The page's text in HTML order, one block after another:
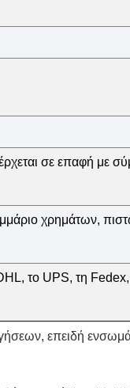
σε επαφή με
χρημάτων,
το UPS, τη
επειδή